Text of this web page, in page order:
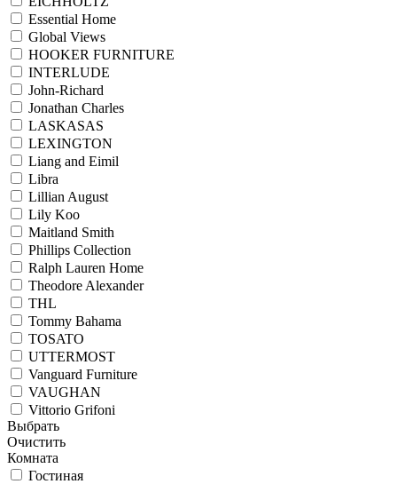
Essential Home
Global Views
HOOKER FURNITURE
INTERLUDE
John-Richard
Jonathan Charles
LASKASAS
LEXINGTON
Liang and Eimil
Libra
Lillian August
Lily Koo
Maitland Smith
Phillips Collection
Ralph Lauren Home
Theodore Alexander
THL
Tommy Bahama
TOSATO
UTTERMOST
Vanguard Furniture
VAUGHAN
Vittorio Grifoni
Выбрать
Очистить
Комната
Гостиная